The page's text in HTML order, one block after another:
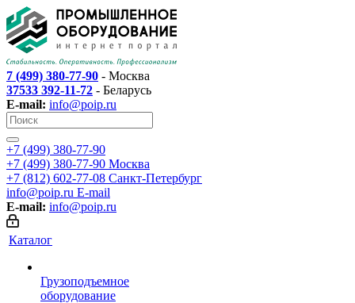
7 (499) 380-77-90 - Москва
37533 392-11-72 - Беларусь
E-mail: info@poip.ru
+7 (499) 380-77-90
+7 (499) 380-77-90 Москва
+7 (812) 602-77-08 Санкт-Петербург
info@poip.ru E-mail
E-mail: info@poip.ru
Каталог
Грузоподъемное
оборудование